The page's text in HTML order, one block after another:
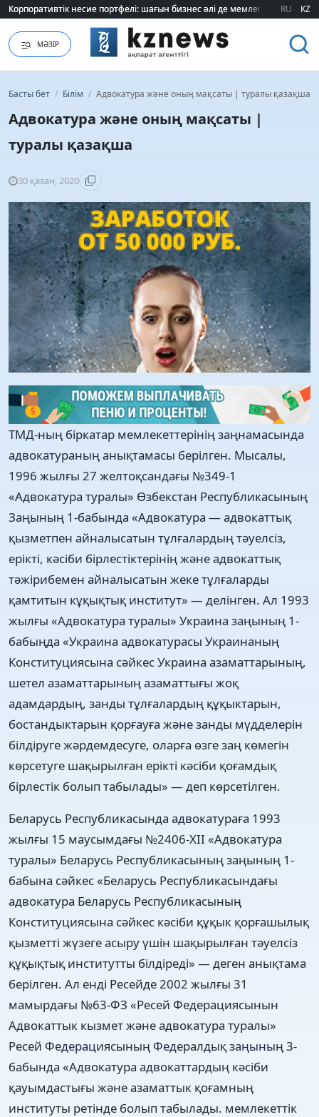
Корпоративтік несие портфелі: шағын бизнес әлі де мемлекеттік
Корпоративтік несие портфелі: шағын бизнес әлі де мемлекеттікRU KZ
МӘЗІР
Басты бет / Білім / Адвокатура және оның мақсаты | туралы қазақша
Адвокатура және оның мақсаты |
туралы қазақша
30 қазан, 2020
ТМД-ның біркатар мемлекеттерінің заңнамасында
адвокатураның анықтамасы берілген. Мысалы,
1996 жылғы 27 желтоқсандағы №349-1
«Адвокатура туралы» Өзбекстан Республикасының
Заңының 1-бабында «Адвокатура — адвокаттық
қызметпен айналысатын тұлғалардың тәуелсіз,
ерікті, кәсіби бірлестіктерінің және адвокаттық
тәжірибемен айналысатын жеке тұлғаларды
қамтитын кұқықтық институт» — делінген. Ал 1993
жылғы «Адвокатура туралы» Украина заңының 1-
бабыңда «Украина адвокатурасы Украинаның
Конституциясына сәйкес Украина азаматтарының,
шетел азаматтарының азаматтығы жоқ
адамдардың, занды тұлғалардың құқыктарын,
бостандыктарын қорғауға және занды мүдделерін
білдіруге жәрдемдесуге, оларға өзге заң көмегін
көрсетуге шақырылған ерікті кәсіби қоғамдық
бірлестік болып табылады» — деп көрсетілген.
Беларусь Республикасында адвокатураға 1993
жылғы 15 маусымдағы №2406-ХІІ «Адвокатура
туралы» Беларусь Республикасының заңының 1-
бабына сәйкес «Беларусь Республикасындағы
адвокатура Беларусь Республикасының
Конституциясына сәйкес кәсіби құқык қорғашылық
қызметті жүзеге асыру үшін шақырылған тәуелсіз
құқықтық институтты білдіреді» — деген анықтама
берілген. Ал енді Ресейде 2002 жылғы 31
мамырдағы №63-ФЗ «Ресей Федерациясынын
Адвокаттык кызмет және адвокатура туралы»
Ресей Федерациясының Федералдық заңының 3-
бабында «Адвокатура адвокаттардың кәсіби
қауымдастығы және азаматтык қоғамның
институты ретінде болып табылады. мемлекеттік